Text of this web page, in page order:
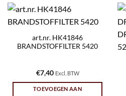
art.nr. HK41846
BRANDSTOFFILTER 5420
€7,40 Excl. BTW
TOEVOEGEN AAN